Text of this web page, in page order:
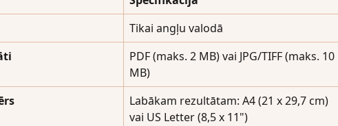
Tikai angļu valodā
PDF (maks. 2 MB) vai JPG/TIFF (maks. 10
MB)
Labākam rezultātam: A4 (21 x 29,7 cm)
vai US Letter (8,5 x 11")